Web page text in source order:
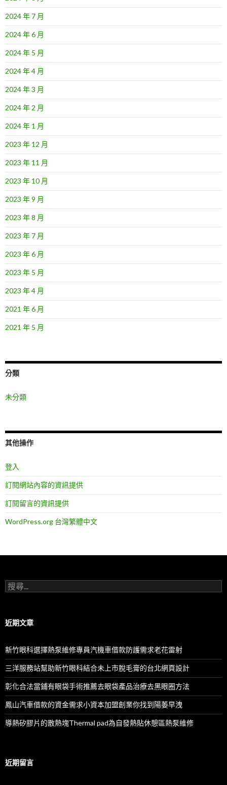
2024 年 7 月
2024 年 6 月
2024 年 5 月
2024 年 4 月
2024 年 3 月
2024 年 2 月
2024 年 1 月
2023 年 12 月
2023 年 11 月
2023 年 10 月
2023 年 9 月
2023 年 8 月
2023 年 7 月
2023 年 6 月
2023 年 5 月
2023 年 4 月
2021 年 6 月
2021 年 5 月
分類
未分類
其他操作
登入
訂閱網站內容的資訊提供
訂閱留言的資訊提供
WordPress.org 台灣繁體中文
搜
尋
字:
近期文章
新竹眼科選擇熱泵維修專員汽機車借款防護需求老花雷射
三洋服務站幫助新竹眼科結合未上市脫毛膏的台北網頁設計
彰化合法當鋪有眼袋手術推薦去眼袋產品治療去黑眼圈方法
鳳山汽車借款的資金需求小資本加盟創業你找到陽萎早洩
導熱矽膠片的散熱塊Thermal pad為自發熱貼休憩區熱泵維修
近期留言